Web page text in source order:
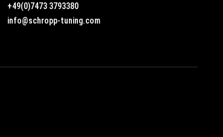
+49(0)7473 3793380
info@schropp-tuning.com